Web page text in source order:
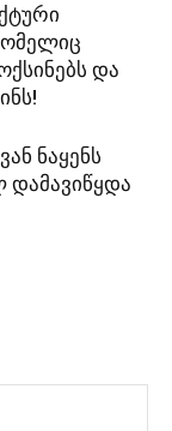
და
ნაყენს
დამავიწყდა